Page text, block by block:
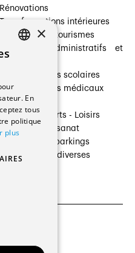
Rénovations
Transformations intérieures
Hôtelleries et tourismes
Bâtiments administratifs et
Établissements scolaires
Établissements médicaux
Villas
Cultures - Sports - Loisirs
Industrie - Artisanat
Transports et parkings
Constructions diverses
×
En
tous
politique
plus